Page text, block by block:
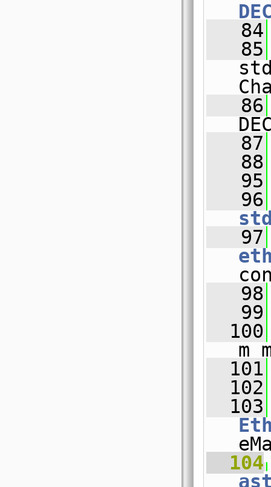
   84
   85
   86
   87
   88
   95
   96
   97
   98
   99
  100
  101
  102
  103
  104